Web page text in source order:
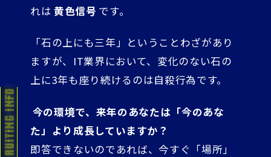
れは 黄色信号 です。
「石の上にも三年」ということわざがあり
ますが、IT業界において、変化のない石の
上に3年も座り続けるのは自殺行為です。
今の環境で、来年のあなたは「今のあな
た」より成長していますか？
即答できないのであれば、今すぐ「場所」